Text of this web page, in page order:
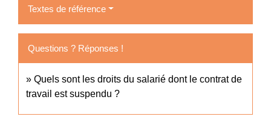
Textes de référence
Questions ? Réponses !
Quels sont les droits du salarié dont le contrat de
travail est suspendu ?